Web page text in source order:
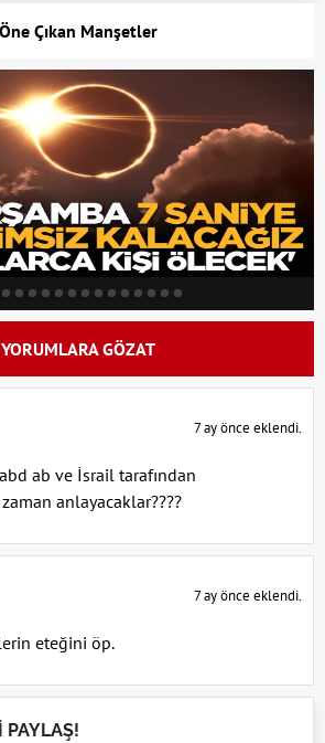
Öne Çıkan Manşetler
YORUMLARA GÖZAT
7 ay önce eklendi.
ab ve İsrail tarafından
anlayacaklar????
7 ay önce eklendi.
eteğini öp.
PAYLAŞ!